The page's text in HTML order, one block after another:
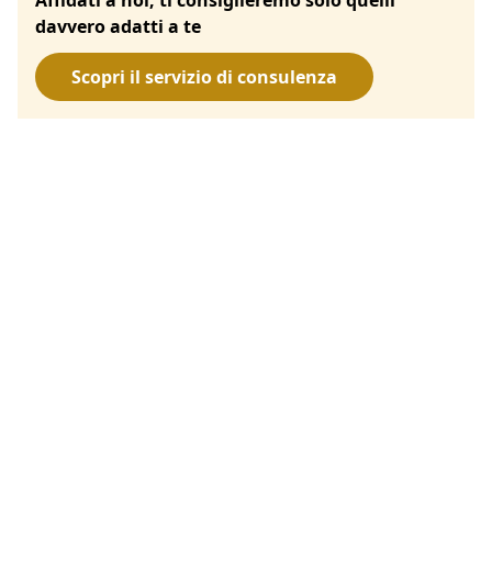
davvero adatti a te
Scopri il servizio di consulenza